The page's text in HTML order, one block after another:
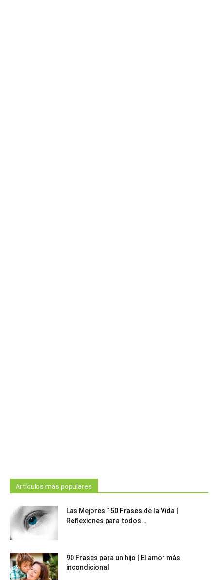
Artículos más populares
Las Mejores 150 Frases de la Vida |
Reflexiones para todos...
90 Frases para un hijo | El amor más
incondicional